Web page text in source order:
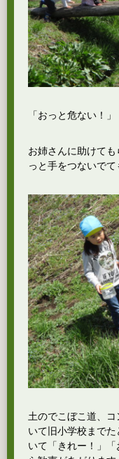
「おっと危ない！
お姉さんに助けて
っと手をつないでて
土のでこぼこ道、
いて旧小学校まで
いて「きれー！」